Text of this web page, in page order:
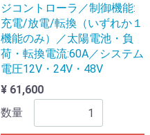
ジコントローラ／制御機能:
充電/放電/転換（いずれか１
機能のみ）／太陽電池・負
荷・転換電流:60A／システム
電圧12V・24V・48V
¥ 61,600
数量